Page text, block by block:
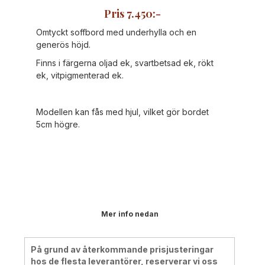
Pris 7.450:-
Omtyckt soffbord med underhylla och en
generös höjd.
Finns i färgerna oljad ek, svartbetsad ek, rökt
ek, vitpigmenterad ek.
Modellen kan fås med hjul, vilket gör bordet
5cm högre.
Mer info nedan
På grund av återkommande prisjusteringar
hos de flesta leverantörer, reserverar vi oss